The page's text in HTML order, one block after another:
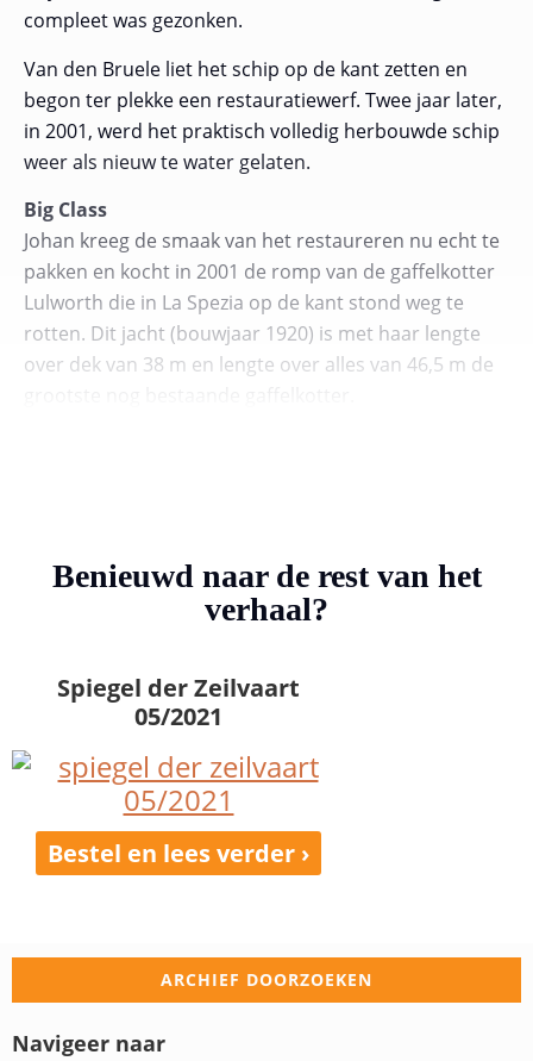
compleet was gezonken.
Van den Bruele liet het schip op de kant zetten en
begon ter plekke een restauratiewerf. Twee jaar later,
in 2001, werd het praktisch volledig herbouwde schip
weer als nieuw te water gelaten.
Big Class
Johan kreeg de smaak van het restaureren nu echt te
pakken en kocht in 2001 de romp van de gaffelkotter
Lulworth die in La Spezia op de kant stond weg te
rotten. Dit jacht (bouwjaar 1920) is met haar lengte
over dek van 38 m en lengte over alles van 46,5 m de
Benieuwd naar de rest van het
verhaal?
Spiegel der Zeilvaart
05/2021
Bestel en lees verder ›
ARCHIEF DOORZOEKEN
Navigeer naar